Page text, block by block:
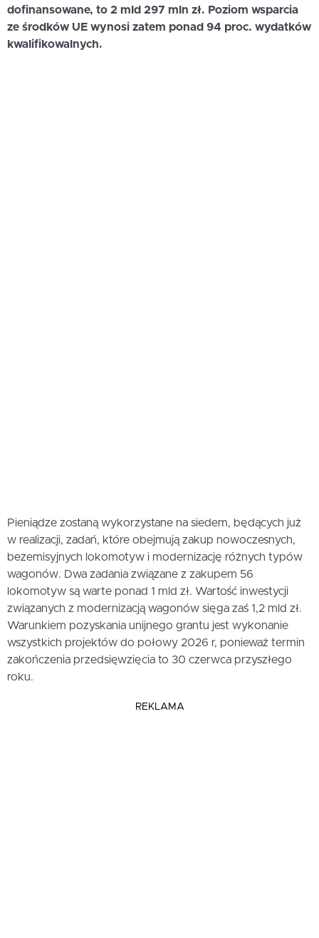
dofinansowane, to 2 mld 297 mln zł. Poziom wsparcia
ze środków UE wynosi zatem ponad 94 proc. wydatków
kwalifikowalnych.
Pieniądze zostaną wykorzystane na siedem, będących już
w realizacji, zadań, które obejmują zakup nowoczesnych,
bezemisyjnych lokomotyw i modernizację różnych typów
wagonów. Dwa zadania związane z zakupem 56
lokomotyw są warte ponad 1 mld zł. Wartość inwestycji
związanych z modernizacją wagonów sięga zaś 1,2 mld zł.
Warunkiem pozyskania unijnego grantu jest wykonanie
wszystkich projektów do połowy 2026 r, ponieważ termin
zakończenia przedsięwzięcia to 30 czerwca przyszłego
roku.
REKLAMA